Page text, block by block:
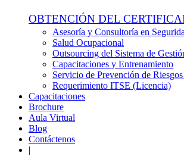
OBTENCIÓN DEL
Asesoría y Consultoría en
Salud Ocupacional
Outsourcing del Sistema de
Capacitaciones y Entrenamiento
Servicio de Prevención de
Requerimiento ITSE (Licencia)
Capacitaciones
Brochure
Aula Virtual
Blog
Contáctenos
|